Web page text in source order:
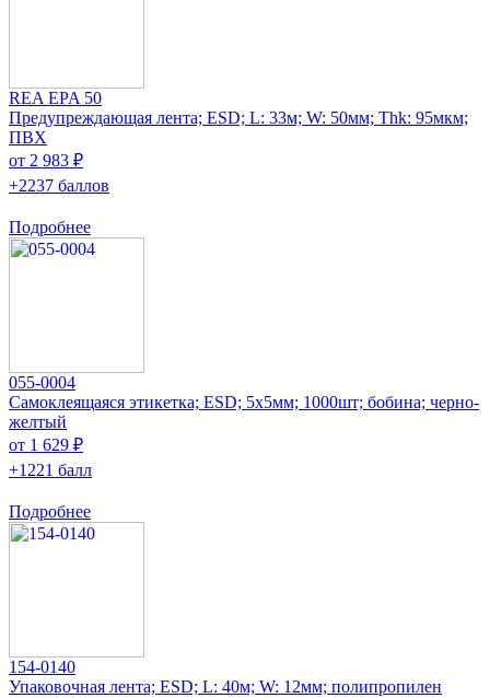
REA EPA 50
Предупреждающая лента; ESD; L: 33м; W: 50мм; Thk: 95мкм;
ПВХ
от 2 983 ₽
+2237 баллов
Подробнее
055-0004
Самоклеящаяся этикетка; ESD; 5x5мм; 1000шт; бобина; черно-
желтый
от 1 629 ₽
+1221 балл
Подробнее
154-0140
Упаковочная лента; ESD; L: 40м; W: 12мм; полипропилен